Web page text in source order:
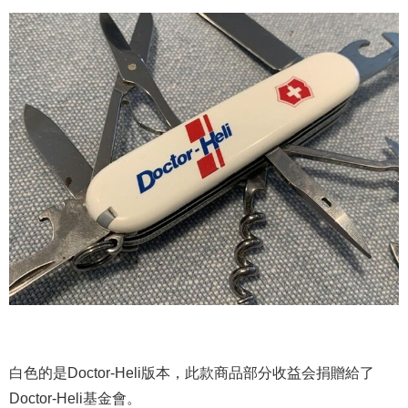
白色的是Doctor-Heli版本，此款商品部分收益会捐贈給了
Doctor-Heli基金會。